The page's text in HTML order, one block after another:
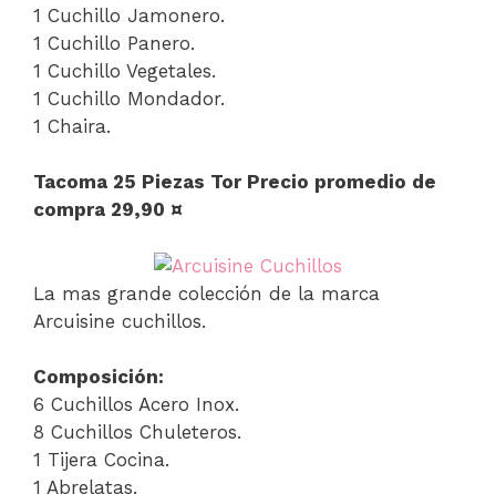
1 Cuchillo Jamonero.
1 Cuchillo Panero.
1 Cuchillo Vegetales.
1 Cuchillo Mondador.
1 Chaira.
Tacoma 25 Piezas Tor Precio promedio de
compra 29,90 ¤
La mas grande colección de la marca
Arcuisine cuchillos.
Composición:
6 Cuchillos Acero Inox.
8 Cuchillos Chuleteros.
1 Tijera Cocina.
1 Abrelatas.